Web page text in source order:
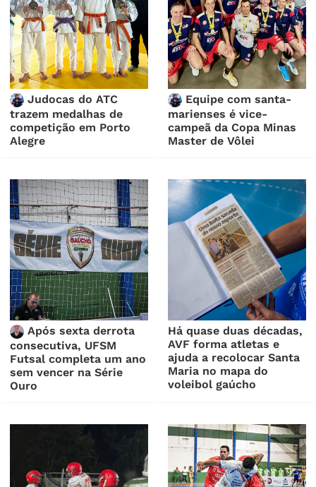
Judocas do ATC
trazem medalhas de
competição em Porto
Alegre
Equipe com santa-
marienses é vice-
campeã da Copa Minas
Master de Vôlei
Após sexta derrota
consecutiva, UFSM
Futsal completa um ano
sem vencer na Série
Ouro
Há quase duas décadas,
AVF forma atletas e
ajuda a recolocar Santa
Maria no mapa do
voleibol gaúcho